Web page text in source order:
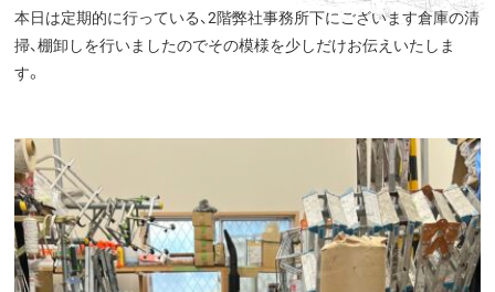
本日は定期的に行っている、2階弊社事務所下にございます倉庫の清
掃、棚卸しを行いましたのでその模様を少しだけお伝えいたしま
す。